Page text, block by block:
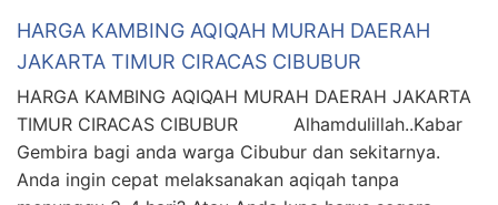
HARGA KAMBING AQIQAH MURAH DAERAH
JAKARTA TIMUR CIRACAS CIBUBUR
HARGA KAMBING AQIQAH MURAH DAERAH JAKARTA
TIMUR CIRACAS CIBUBUR Alhamdulillah..Kabar
Gembira bagi anda warga Cibubur dan sekitarnya.
Anda ingin cepat melaksanakan aqiqah tanpa